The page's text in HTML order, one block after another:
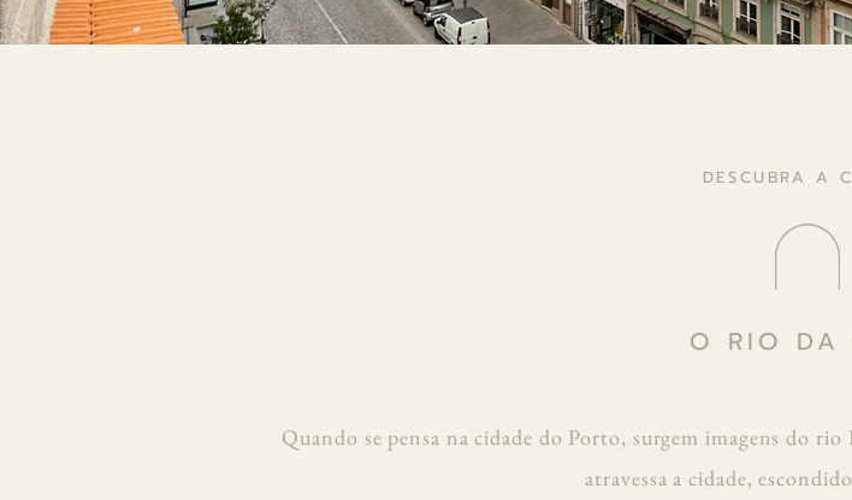
DESCUBRA A
O RIO DA
Quando se pensa na cidade do Porto, surgem imagens do
atravessa a cidade,